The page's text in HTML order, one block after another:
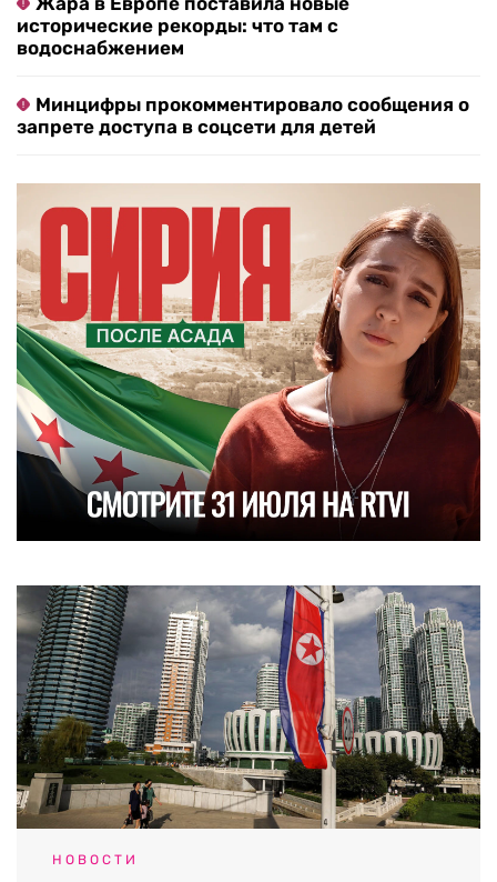
исторические рекорды: что там с
водоснабжением
Минцифры прокомментировало сообщения о
запрете доступа в соцсети для детей
НОВОСТИ